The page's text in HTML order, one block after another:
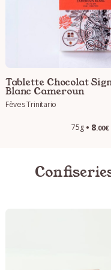
Tablette Chocolat
Blanc Cameroun
Fèves Trinitario
75g 8.00€